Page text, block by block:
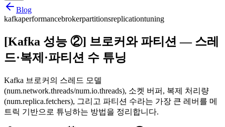
Blog
kafkaperformancebrokerpartitionsreplicationtuning
[Kafka 성능 ②] 브로커와 파티션 — 스레
드·복제·파티션 수 튜닝
Kafka 브로커의 스레드 모델
(num.network.threads/num.io.threads), 소켓 버퍼, 복제 처리량
(num.replica.fetchers), 그리고 파티션 수라는 가장 큰 레버를 메
트릭 기반으로 튜닝하는 방법을 정리합니다.